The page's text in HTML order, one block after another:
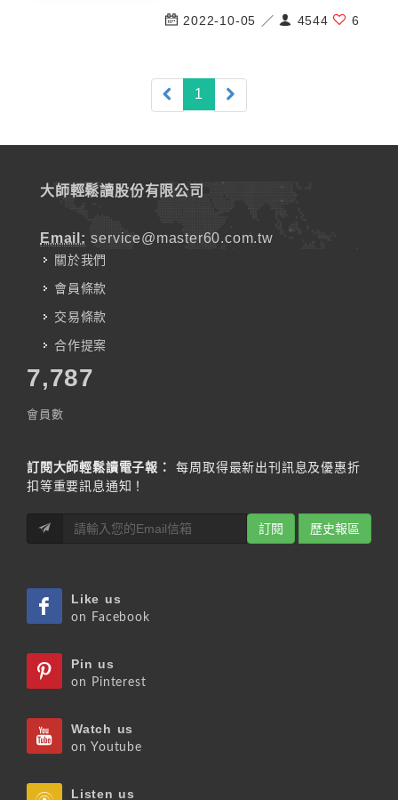
2022-10-05 ／ 4544 6
1 (current)
大師輕鬆讀股份有限公司
Email: service@master60.com.tw
關於我們
會員條款
交易條款
合作提案
7,787
會員數
訂閱大師輕鬆讀電子報：
每周取得最新出刊訊息及優惠折
扣等重要訊息通知！
訂閱 歷史報區
Like us
on Facebook
Pin us
on Pinterest
Watch us
on Youtube
Listen us